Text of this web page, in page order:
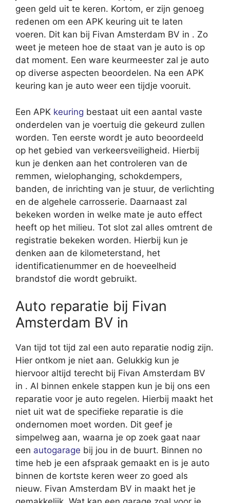
geen geld uit te keren. Kortom, er zijn genoeg
redenen om een APK keuring uit te laten
voeren. Dit kan bij Fivan Amsterdam BV in . Zo
weet je meteen hoe de staat van je auto is op
dat moment. Een ware keurmeester zal je auto
op diverse aspecten beoordelen. Na een APK
keuring kan je auto weer een tijdje vooruit.
Een APK keuring bestaat uit een aantal vaste
onderdelen van je voertuig die gekeurd zullen
worden. Ten eerste wordt je auto beoordeeld
op het gebied van verkeersveiligheid. Hierbij
kun je denken aan het controleren van de
remmen, wielophanging, schokdempers,
banden, de inrichting van je stuur, de verlichting
en de algehele carrosserie. Daarnaast zal
bekeken worden in welke mate je auto effect
heeft op het milieu. Tot slot zal alles omtrent de
registratie bekeken worden. Hierbij kun je
denken aan de kilometerstand, het
identificatienummer en de hoeveelheid
brandstof die wordt gebruikt.
Auto reparatie bij Fivan
Amsterdam BV in
Van tijd tot tijd zal een auto reparatie nodig zijn.
Hier ontkom je niet aan. Gelukkig kun je
hiervoor altijd terecht bij Fivan Amsterdam BV
in . Al binnen enkele stappen kun je bij ons een
reparatie voor je auto regelen. Hierbij maakt het
niet uit wat de specifieke reparatie is die
ondernomen moet worden. Dit geef je
simpelweg aan, waarna je op zoek gaat naar
een autogarage bij jou in de buurt. Binnen no
time heb je een afspraak gemaakt en is je auto
binnen de kortste keren weer zo goed als
nieuw. Fivan Amsterdam BV in maakt het je